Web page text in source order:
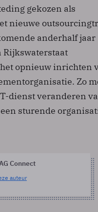
gekozen als
nieuwe
anderhalf jaar
Rijkswaterstaat
opnieuw inrichten
Zo
dienst veranderen
sturende
Connect
auteur